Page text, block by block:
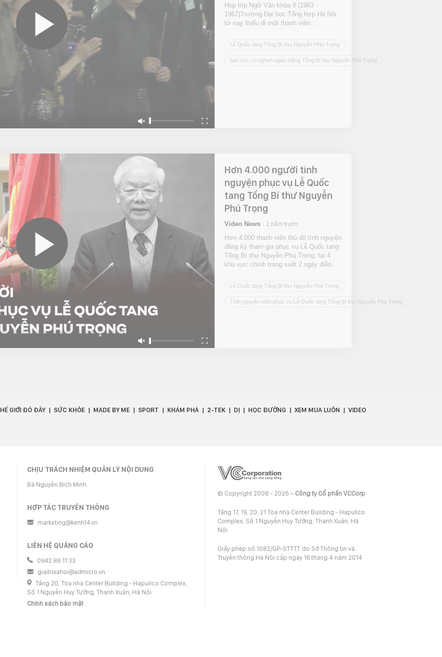
Họp lớp Ngữ Văn khóa 8 (1963 -
1967)Trường Đại học Tổng hợp Hà Nội
từ nay thiếu đi một thành viên…
Lễ Quốc tang Tổng Bí thư Nguyễn PHú Trọng
bạn học cũ nghẹn ngào viếng Tổng Bí thư Nguyễn Phú Trọng
Hơn 4.000 người tình
nguyện phục vụ Lễ Quốc
tang Tổng Bí thư Nguyễn
Phú Trọng
Video News 2 năm trước
Hơn 4.000 thanh niên thủ đô tình nguyện
đăng ký tham gia phục vụ Lễ Quốc tang
Tổng Bí thư Nguyễn Phú Trọng, tại 4
khu vực chính trong suốt 2 ngày diễn...
Lễ Quốc tang Tổng Bí thư Nguyễn Phú Trọng
Tình nguyện viên phục vụ Lễ Quốc tang Tổng Bí thư Nguyễn Phú Trọng
GIỚI ĐÓ ĐÂY SỨC KHỎE MADE BY ME SPORT KHÁM PHÁ 2-TEK DỊ HỌC ĐƯỜNG XEM MUA LUÔN VIDEO
CHỊU TRÁCH NHIỆM QUẢN LÝ NỘI DUNG
Bà Nguyễn Bích Minh.
HỢP TÁC TRUYỀN THÔNG
marketing@kenh14.vn
LIÊN HỆ QUẢNG CÁO
0942 86 11 33
giaitrixahoi@admicro.vn
Tầng 20, Tòa nhà Center Building - Hapulico Complex,
Số 1 Nguyễn Huy Tưởng, Thanh Xuân, Hà Nội.
Chính sách bảo mật
© Copyright 2008 - 2026 – Công ty Cổ phần VCCorp
Tầng 17, 19, 20, 21 Tòa nhà Center Building - Hapulico
Complex, Số 1 Nguyễn Huy Tưởng, Thanh Xuân, Hà
Nội.
Giấy phép số 1082/GP-STTTT do Sở Thông tin và
Truyền thông Hà Nội cấp ngày 16 tháng 4 năm 2014